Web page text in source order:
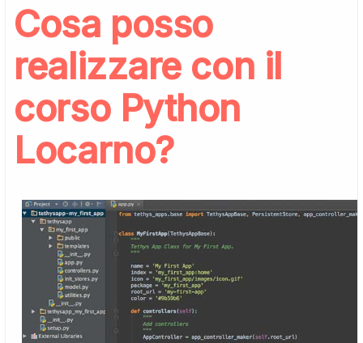
Cosa posso
realizzare con il
corso Python
Locarno?